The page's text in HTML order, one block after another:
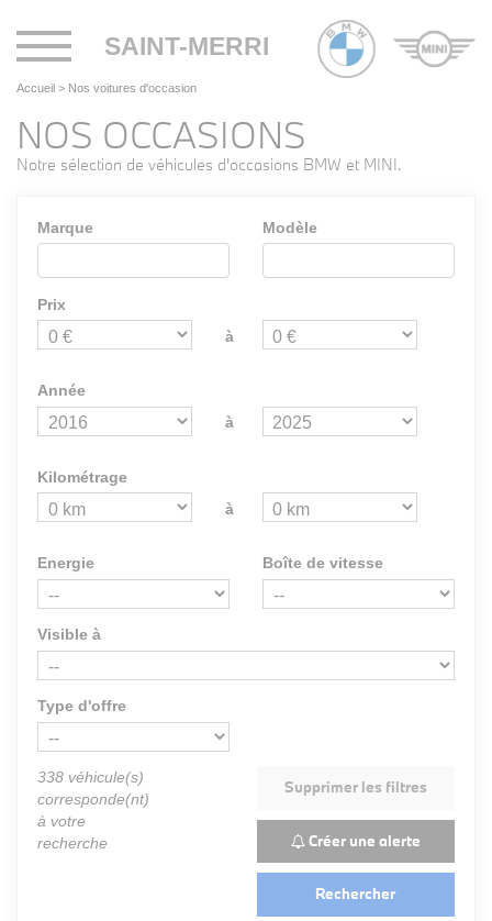
SAINT-MERRI
Toggle
navigation
Accueil > Nos voitures d'occasion
NOS OCCASIONS
Notre sélection de véhicules d'occasions BMW et MINI.
Marque Modèle
Prix
à
Année
à
Kilométrage
à
Energie Boîte de vitesse
Visible à
Type d'offre
338 véhicule(s)
corresponde(nt)
à votre
recherche
Supprimer les filtres
Créer une alerte
Rechercher